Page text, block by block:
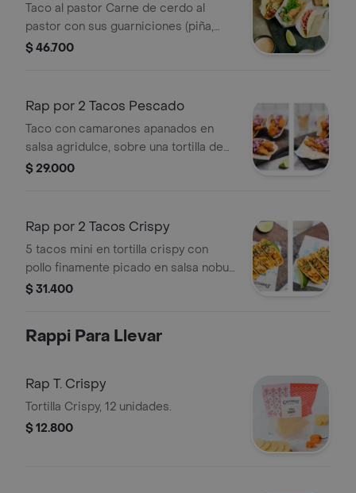
Taco al pastor Carne de cerdo al
pastor con sus guarniciones (piña,
cebolla y cilantro) en tortilla de maíz.
con mayonesa chipotle y rúgula
fresca., taco cochinita pibil, taco
michoacan Costra de queso con finas
láminas de Rib-Eye a la plancha sobre
tortilla de maíz. Pídalo endiablado con
una tortilla de trigo, taco
tepic.Pescado apanado en tortilla de
trigo con repollo morado en salsa
cremosa de chipotle.
$ 46.700
Rap por 2 Tacos Pescado
Taco con camarones apanados en
salsa agridulce, sobre una tortilla de
trigo y Taco con pescado apanado
$ 29.000
Rap por 2 Tacos Crispy
5 tacos mini en tortilla crispy con
pollo finamente picado en salsa nobu.
(Todosantos-Tinga Tanga)
$ 31.400
Rappi Para Llevar
Rap T. Crispy
Tortilla Crispy, 12 unidades.
$ 12.800